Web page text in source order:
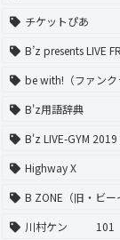
チケットぴあ
B’z presents LIVE
be with!（ファン
B'z用語辞典
B'z LIVE-GYM
Highway X
B ZONE（旧・ビー
川村ケン
101